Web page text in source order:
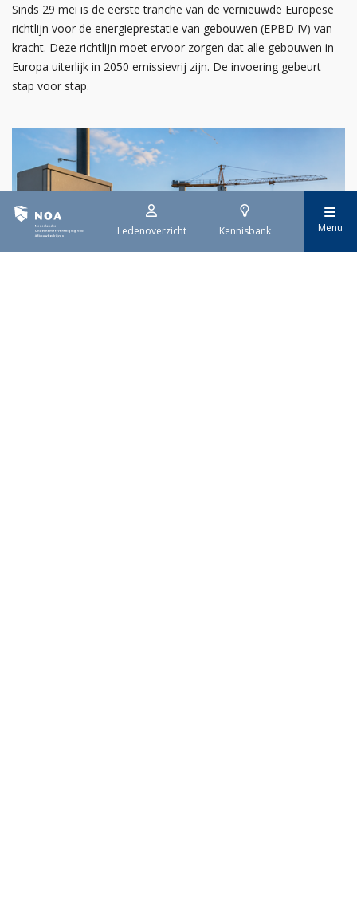
Ledenoverzicht Kennisbank Menu
Sinds 29 mei is de eerste tranche van de vernieuwde Europese
richtlijn voor de energieprestatie van gebouwen (EPBD IV) van
kracht. Deze richtlijn moet ervoor zorgen dat alle gebouwen in
Europa uiterlijk in 2050 emissievrij zijn. De invoering gebeurt
stap voor stap.